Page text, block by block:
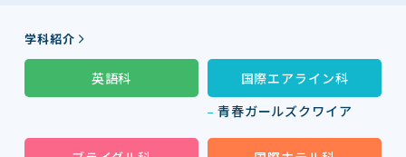
学科紹介
英語科
国際エアライン科
青春ガールズクワイア